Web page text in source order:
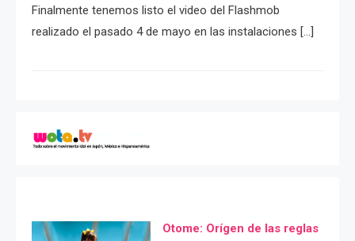
Finalmente tenemos listo el video del Flashmob
realizado el pasado 4 de mayo en las instalaciones […]
Otome: Orígen de las reglas